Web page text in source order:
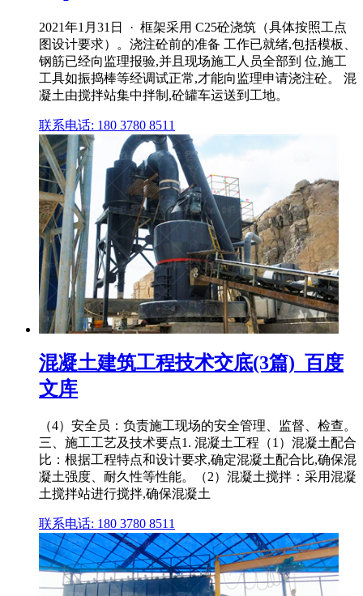
2021年1月31日 · 框架采用 C25砼浇筑（具体按照工点
图设计要求）。浇注砼前的准备 工作已就绪,包括模板、
钢筋已经向监理报验,并且现场施工人员全部到 位,施工
工具如振捣棒等经调试正常,才能向监理申请浇注砼。 混
凝土由搅拌站集中拌制,砼罐车运送到工地。
联系电话: 180 3780 8511
混凝土建筑工程技术交底(3篇)_百度
文库
（4）安全员：负责施工现场的安全管理、监督、检查。
三、施工工艺及技术要点1. 混凝土工程（1）混凝土配合
比：根据工程特点和设计要求,确定混凝土配合比,确保混
凝土强度、耐久性等性能。（2）混凝土搅拌：采用混凝
土搅拌站进行搅拌,确保混凝土
联系电话: 180 3780 8511